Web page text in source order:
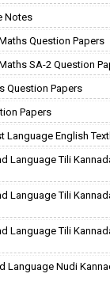
Notes
Question Papers
SA-2 Question
Question Papers
Papers
Language English
Language Tili
Language Tili
Language Tili
Language Nudi